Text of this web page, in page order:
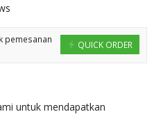
QUICK ORDER
pemesanan
untuk mendapatkan